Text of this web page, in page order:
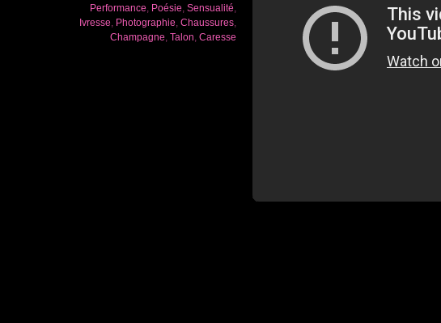
Performance Poésie Sensualité
Ivresse Photographie Chaussures
Champagne Talon Caresse